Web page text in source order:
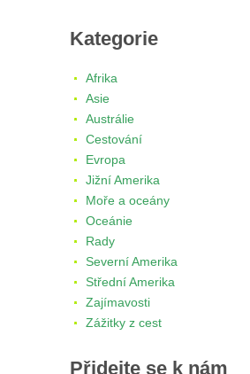
Kategorie
Afrika
Asie
Austrálie
Cestování
Evropa
Jižní Amerika
Moře a oceány
Oceánie
Rady
Severní Amerika
Střední Amerika
Zajímavosti
Zážitky z cest
Přidejte se k nám